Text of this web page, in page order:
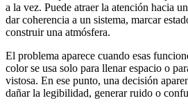
a la vez. Puede atraer la atención hacia
dar coherencia a un sistema, marcar
construir una atmósfera.
El problema aparece cuando esas
color se usa solo para llenar espacio o
vistosa. En ese punto, una decisión
dañar la legibilidad, generar ruido o